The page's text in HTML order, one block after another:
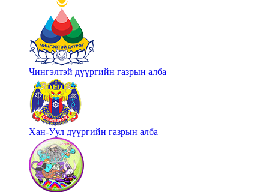
Чингэлтэй дүүргийн газрын алба
Хан-Уул дүүргийн газрын алба